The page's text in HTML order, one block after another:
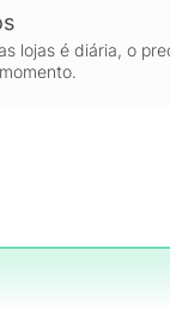
lojas é diária, o